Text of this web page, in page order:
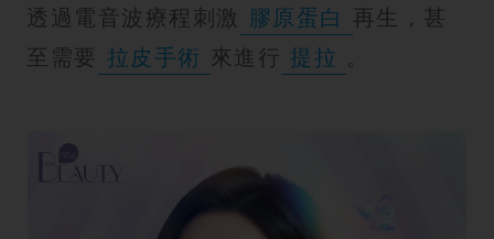
透過電音波療程刺激 膠原蛋白 再生，甚
至需要 拉皮手術 來進行 提拉 。